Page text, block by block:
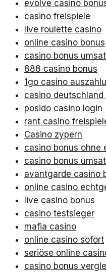
evolve casino
casino freispiele
live roulette casino
online casino bonus
casino bonus
888 casino bonus
1go casino
casino deutschland
posido casino login
rant casino
Casino zypern
casino bonus ohne
casino bonus
avantgarde casino
online casino
live casino bonus
casino testsieger
mafia casino
online casino sofort
seriöse online
casino bonus